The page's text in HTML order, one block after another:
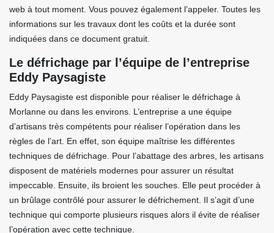
web à tout moment. Vous pouvez également l’appeler. Toutes les
informations sur les travaux dont les coûts et la durée sont
indiquées dans ce document gratuit.
Le défrichage par l’équipe de l’entreprise
Eddy Paysagiste
Eddy Paysagiste est disponible pour réaliser le défrichage à
Morlanne ou dans les environs. L’entreprise a une équipe
d’artisans très compétents pour réaliser l’opération dans les
règles de l’art. En effet, son équipe maîtrise les différentes
techniques de défrichage. Pour l’abattage des arbres, les artisans
disposent de matériels modernes pour assurer un résultat
impeccable. Ensuite, ils broient les souches. Elle peut procéder à
un brûlage contrôlé pour assurer le défrichement. Il s’agit d’une
technique qui comporte plusieurs risques alors il évite de réaliser
l’opération avec cette technique.